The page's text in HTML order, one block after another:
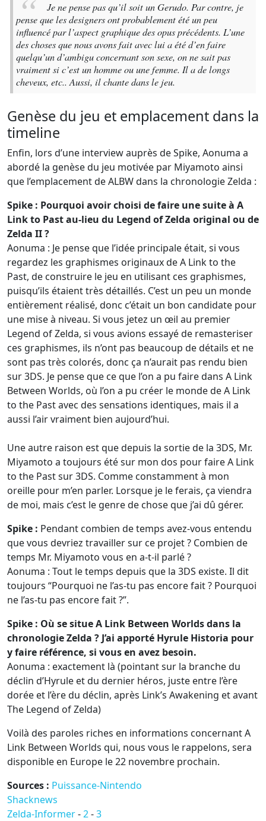
Je ne pense pas qu’il soit un Gerudo. Par contre, je
pense que les designers ont probablement été un peu
influencé par l’aspect graphique des opus précédents. L’une
des choses que nous avons fait avec lui a été d’en faire
quelqu’un d’ambigu concernant son sexe, on ne sait pas
vraiment si c’est un homme ou une femme. Il a de longs
cheveux, etc.. Aussi, il chante dans le jeu.
Genèse du jeu et emplacement dans la
timeline
Enfin, lors d’une interview auprès de Spike, Aonuma a
abordé la genèse du jeu motivée par Miyamoto ainsi
que l’emplacement de ALBW dans la chronologie Zelda :
Spike : Pourquoi avoir choisi de faire une suite à A
Link to Past au-lieu du Legend of Zelda original ou de
Zelda II ?
Aonuma : Je pense que l’idée principale était, si vous
regardez les graphismes originaux de A Link to the
Past, de construire le jeu en utilisant ces graphismes,
puisqu’ils étaient très détaillés. C’est un peu un monde
entièrement réalisé, donc c’était un bon candidate pour
une mise à niveau. Si vous jetez un œil au premier
Legend of Zelda, si vous avions essayé de remasteriser
ces graphismes, ils n’ont pas beaucoup de détails et ne
sont pas très colorés, donc ça n’aurait pas rendu bien
sur 3DS. Je pense que ce que l’on a pu faire dans A Link
Between Worlds, où l’on a pu créer le monde de A Link
to the Past avec des sensations identiques, mais il a
aussi l’air vraiment bien aujourd’hui.
Une autre raison est que depuis la sortie de la 3DS, Mr.
Miyamoto a toujours été sur mon dos pour faire A Link
to the Past sur 3DS. Comme constamment à mon
oreille pour m’en parler. Lorsque je le ferais, ça viendra
de moi, mais c’est le genre de chose que j’ai dû gérer.
Spike : Pendant combien de temps avez-vous entendu
que vous devriez travailler sur ce projet ? Combien de
temps Mr. Miyamoto vous en a-t-il parlé ?
Aonuma : Tout le temps depuis que la 3DS existe. Il dit
toujours “Pourquoi ne l’as-tu pas encore fait ? Pourquoi
ne l’as-tu pas encore fait ?”.
Spike : Où se situe A Link Between Worlds dans la
chronologie Zelda ? J’ai apporté Hyrule Historia pour
y faire référence, si vous en avez besoin.
Aonuma : exactement là (pointant sur la branche du
déclin d’Hyrule et du dernier héros, juste entre l’ère
dorée et l’ère du déclin, après Link’s Awakening et avant
The Legend of Zelda)
Voilà des paroles riches en informations concernant A
Link Between Worlds qui, nous vous le rappelons, sera
disponible en Europe le 22 novembre prochain.
Sources : Puissance-Nintendo
Shacknews
Zelda-Informer-2-3